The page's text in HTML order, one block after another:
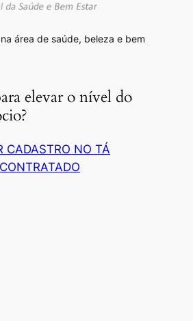
área de saúde, beleza e bem
elevar o nível do
CADASTRO NO TÁ
CONTRATADO